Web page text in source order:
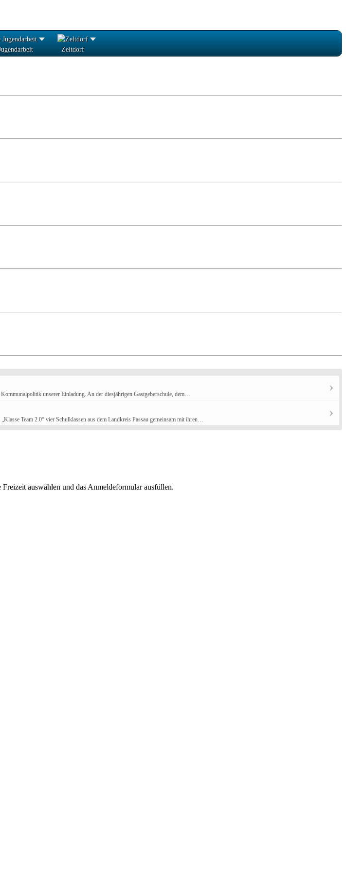
Zeltdorf
unserer Einladung. An der diesjährigen Gastgeberschule, dem…
Team 2.0“ vier Schulklassen aus dem Landkreis Passau gemeinsam mit ihren…
auswählen und das Anmeldeformular ausfüllen.